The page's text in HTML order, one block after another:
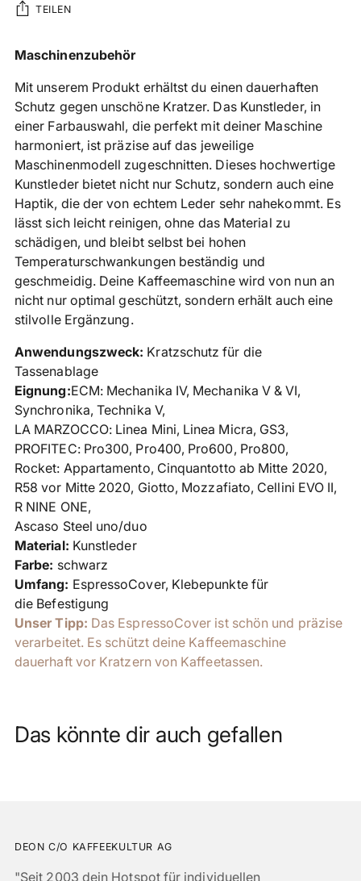
TEILEN
Produkt
den
Warenkorb
legen
Maschinenzubehör
Mit unserem Produkt erhältst du einen dauerhaften
Schutz gegen unschöne Kratzer. Das Kunstleder, in
einer Farbauswahl, die perfekt mit deiner Maschine
harmoniert, ist präzise auf das jeweilige
Maschinenmodell zugeschnitten. Dieses hochwertige
Kunstleder bietet nicht nur Schutz, sondern auch eine
Haptik, die der von echtem Leder sehr nahekommt. Es
lässt sich leicht reinigen, ohne das Material zu
schädigen, und bleibt selbst bei hohen
Temperaturschwankungen beständig und
geschmeidig. Deine Kaffeemaschine wird von nun an
nicht nur optimal geschützt, sondern erhält auch eine
stilvolle Ergänzung.
Anwendungszweck: Kratzschutz für die
Tassenablage
Eignung:ECM: Mechanika IV, Mechanika V & VI,
Synchronika, Technika V,
LA MARZOCCO: Linea Mini, Linea Micra, GS3,
PROFITEC: Pro300, Pro400, Pro600, Pro800,
Rocket: Appartamento, Cinquantotto ab Mitte 2020,
R58 vor Mitte 2020, Giotto, Mozzafiato, Cellini EVO II,
R NINE ONE,
Ascaso Steel uno/duo
Material: Kunstleder
Farbe: schwarz
Umfang: EspressoCover, Klebepunkte für
die Befestigung
Unser Tipp: Das EspressoCover ist schön und präzise
verarbeitet. Es schützt deine Kaffeemaschine
dauerhaft vor Kratzern von Kaffeetassen.
Das könnte dir auch gefallen
DEON C/O KAFFEEKULTUR AG
"Seit 2003 dein Hotspot für individuellen